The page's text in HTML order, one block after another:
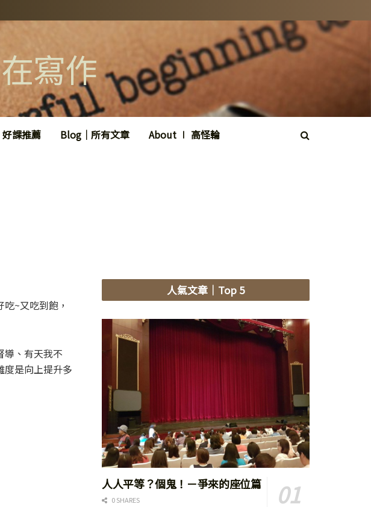
寫作
好課推薦 Blog｜所有文章 About ∣ 高怪輪
~又吃到飽，
導、有天我不
是向上提升多
人氣文章 ｜Top 5
人人平等？個鬼！－爭來的座位篇
0 SHARES